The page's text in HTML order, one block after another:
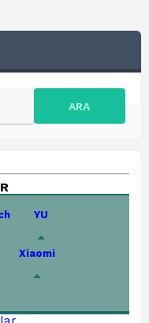
ARA
YU
Xiaomi